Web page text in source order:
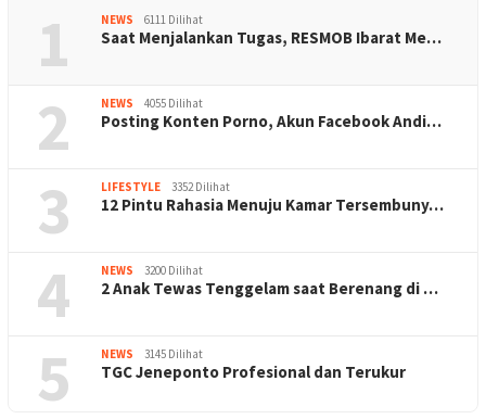
1 NEWS 6111 Dilihat
Saat Menjalankan Tugas, RESMOB Ibarat Me…
2 NEWS 4055 Dilihat
Posting Konten Porno, Akun Facebook Andi…
3 LIFESTYLE 3352 Dilihat
12 Pintu Rahasia Menuju Kamar Tersembuny…
4 NEWS 3200 Dilihat
2 Anak Tewas Tenggelam saat Berenang di …
5 NEWS 3145 Dilihat
TGC Jeneponto Profesional dan Terukur